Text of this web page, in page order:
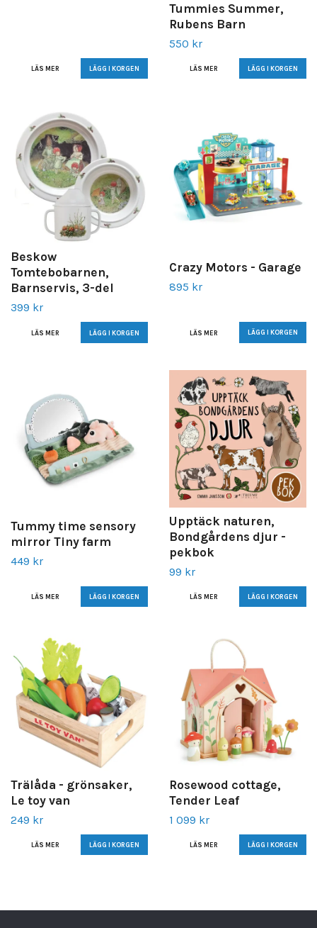
LÄS MER
Tummies Summer,
Rubens Barn
550 kr
LÄS MER
Beskow
Tomtebobarnen,
Barnservis, 3-del
399 kr
LÄS MER
Crazy Motors - Garage
895 kr
LÄS MER
Tummy time sensory
mirror Tiny farm
449 kr
LÄS MER
Upptäck naturen,
Bondgårdens djur -
pekbok
99 kr
LÄS MER
Trälåda - grönsaker,
Le toy van
249 kr
LÄS MER
Rosewood cottage,
Tender Leaf
1 099 kr
LÄS MER